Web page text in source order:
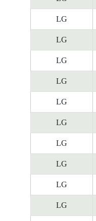
LG
LG
LG
LG
LG
LG
LG
LG
LG
LG